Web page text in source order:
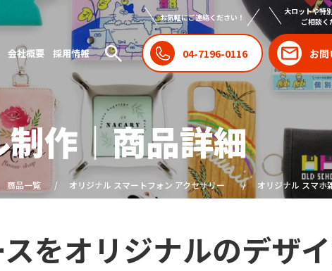
会社概要 採用情報
お気軽にご連絡ください！
04-7196-0116
大ロットや特
ご相談く
お
作｜商品詳細
商品一覧 オリジナル スマートフォン アクセサリー オリジナル スマホ
をオリジナルのデザ